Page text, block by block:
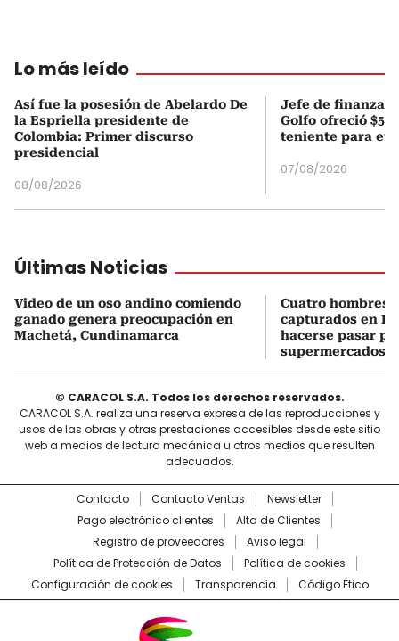
Lo más leído
Así fue la posesión de Abelardo De
la Espriella presidente de
Colombia: Primer discurso
presidencial
08/08/2026
Jefe de finanzas
Golfo ofreció
teniente para
07/08/2026
Últimas Noticias
Video de un oso andino comiendo
ganado genera preocupación en
Machetá, Cundinamarca
Cuatro hombres
capturados en
hacerse pasar
supermercados
© CARACOL S.A. Todos los derechos reservados.
CARACOL S.A. realiza una reserva expresa de las reproducciones y
usos de las obras y otras prestaciones accesibles desde este sitio
web a medios de lectura mecánica u otros medios que resulten
adecuados.
Contacto Contacto Ventas
Newsletter
Pago electrónico clientes
Alta de Clientes
Registro de proveedores
Aviso legal
Política de Protección de Datos
Política de cookies
Configuración de cookies
Transparencia Código Ético